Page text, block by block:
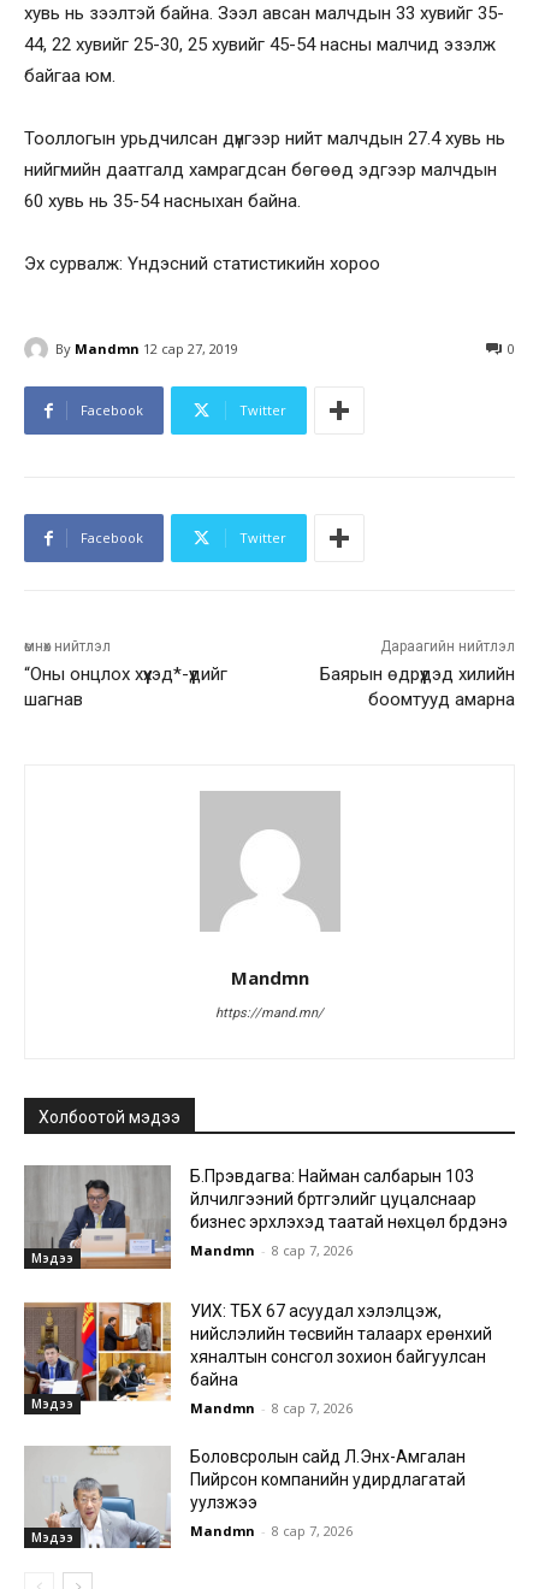
хувь нь зээлтэй байна. Зээл авсан малчдын 33 хувийг 35-
44, 22 хувийг 25-30, 25 хувийг 45-54 насны малчид эзэлж
байгаа юм.
Тооллогын урьдчилсан дүнгээр нийт малчдын 27.4 хувь нь
нийгмийн даатгалд хамрагдсан бөгөөд эдгээр малчдын
60 хувь нь 35-54 насныхан байна.
Эх сурвалж: Үндэсний статистикийн хороо
By Mandmn 12 сар 27, 2019 0
Facebook Twitter
Facebook Twitter
өмнөх нийтлэл
“Оны онцлох хүүхэд*-үүдийг
шагнав
Дараагийн нийтлэл
Баярын өдрүүдэд хилийн
боомтууд амарна
Mandmn
https://mand.mn/
Холбоотой мэдээ
Мэдээ
Б.Пүрэвдагва: Найман салбарын 103
үйлчилгээний бүртгэлийг цуцалснаар
бизнес эрхлэхэд таатай нөхцөл бүрдэнэ
Mandmn - 8 сар 7, 2026
Мэдээ
УИХ: ТБХ 67 асуудал хэлэлцэж,
нийслэлийн төсвийн талаарх ерөнхий
хяналтын сонсгол зохион байгуулсан
байна
Mandmn - 8 сар 7, 2026
Мэдээ
Боловсролын сайд Л.Энх-Амгалан
Пийрсон компанийн удирдлагатай
уулзжээ
Mandmn - 8 сар 7, 2026